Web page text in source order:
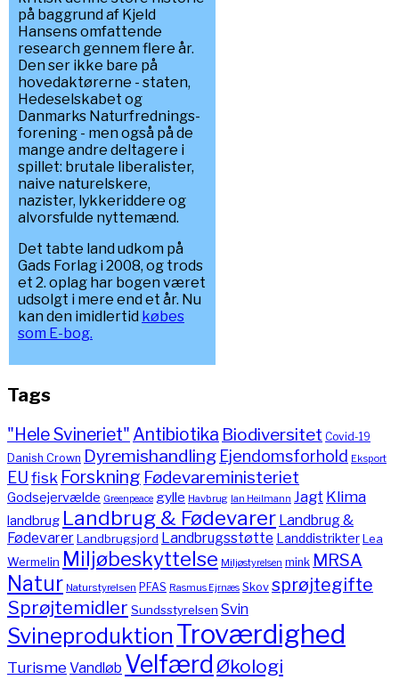
på baggrund af Kjeld
Hansens omfattende
research gennem flere år.
Den ser ikke bare på
hovedaktørerne - staten,
Hedeselskabet og
Danmarks Naturfrednings-
forening - men også på de
mange andre deltagere i
spillet: brutale liberalister,
naive naturelskere,
nazister, lykkeriddere og
alvorsfulde nyttemænd.
Det tabte land udkom på
Gads Forlag i 2008, og trods
et 2. oplag har bogen været
udsolgt i mere end et år. Nu
kan den imidlertid købes
som E-bog.
Tags
"Hele Svineriet" Antibiotika Biodiversitet Covid-19
Danish Crown Dyremishandling Ejendomsforhold Eksport
EUfisk Forskning Fødevareministeriet
Godsejervælde Greenpeace gylle Havbrug Ian Heilmann Jagt Klima
landbrug Landbrug & Fødevarer Landbrug &
FødevarerLandbrugsjord Landbrugsstøtte LanddistrikterLea
Wermelin Miljøbeskyttelse Miljøstyrelsen mink MRSA
Natur Naturstyrelsen PFAS Rasmus Ejrnæs Skov sprøjtegifte
Sprøjtemidler Sundsstyrelsen Svin
Svineproduktion Troværdighed
TurismeVandløb Velfærd Økologi